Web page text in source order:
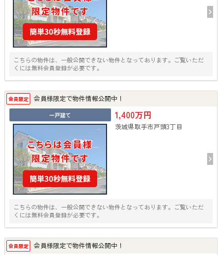
こちらの物件は、一般公開できない物件となっております。ご覧いただ
くには無料会員登録が必要です。
会員限定 会員様限定で物件情報公開中！
一戸建て 1,400万円
茨城県取手市戸頭3丁目
こちらの物件は、一般公開できない物件となっております。ご覧いただ
くには無料会員登録が必要です。
会員限定 会員様限定で物件情報公開中！